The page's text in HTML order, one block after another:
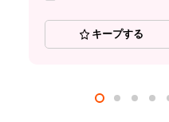
キープする